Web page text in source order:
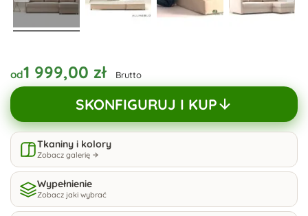
od1 999,00 zł Brutto
SKONFIGURUJ I KUP
Tkaniny i kolory
Zobacz galerię
Wypełnienie
Zobacz jaki wybrać